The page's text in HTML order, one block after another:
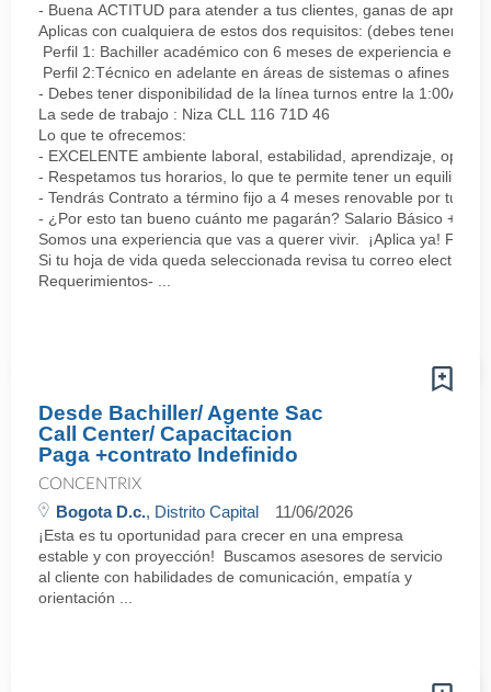
- Buena ACTITUD para atender a tus clientes, ganas de
Aplicas con cualquiera de estos dos requisitos: (debes tener
Perfil 1: Bachiller académico con 6 meses de experiencia en
Perfil 2:Técnico en adelante en áreas de sistemas o afines
- Debes tener disponibilidad de la línea turnos entre la 1:00AM
La sede de trabajo : Niza CLL 116 71D 46
Lo que te ofrecemos:
- EXCELENTE ambiente laboral, estabilidad, aprendizaje,
- Respetamos tus horarios, lo que te permite tener un equilibrio
- Tendrás Contrato a término fijo a 4 meses renovable por tu
- ¿Por esto tan bueno cuánto me pagarán? Salario Básico +
Somos una experiencia que vas a querer vivir. ¡Aplica ya!
Si tu hoja de vida queda seleccionada revisa tu correo
Requerimientos- ...
Desde Bachiller/ Agente Sac
Call Center/ Capacitacion
Paga +contrato Indefinido
CONCENTRIX
Bogota D.c., Distrito Capital 11/06/2026
¡Esta es tu oportunidad para crecer en una empresa
estable y con proyección! Buscamos asesores de servicio
al cliente con habilidades de comunicación, empatía y
orientación ...